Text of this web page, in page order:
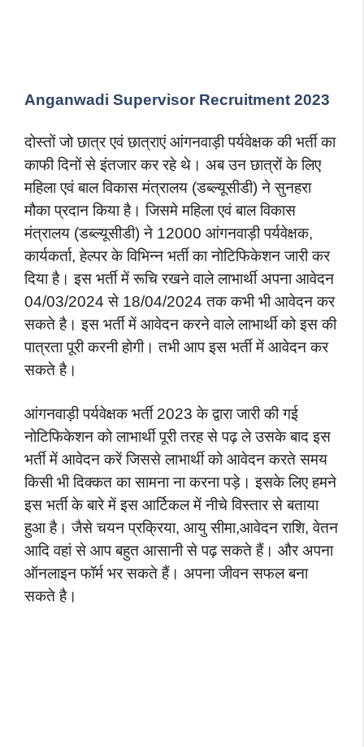
Anganwadi Supervisor Recruitment 2023
दोस्तों जो छात्र एवं छात्राएं आंगनवाड़ी पर्यवेक्षक की भर्ती का
काफी दिनों से इंतजार कर रहे थे। अब उन छात्रों के लिए
महिला एवं बाल विकास मंत्रालय (डब्ल्यूसीडी) ने सुनहरा
मौका प्रदान किया है। जिसमे महिला एवं बाल विकास
मंत्रालय (डब्ल्यूसीडी) ने 12000 आंगनवाड़ी पर्यवेक्षक,
कार्यकर्ता, हेल्पर के विभिन्न भर्ती का नोटिफिकेशन जारी कर
दिया है। इस भर्ती में रूचि रखने वाले लाभार्थी अपना आवेदन
04/03/2024 से 18/04/2024 तक कभी भी आवेदन कर
सकते है। इस भर्ती में आवेदन करने वाले लाभार्थी को इस की
पात्रता पूरी करनी होगी। तभी आप इस भर्ती में आवेदन कर
सकते है।
आंगनवाड़ी पर्यवेक्षक भर्ती 2023 के द्वारा जारी की गई
नोटिफिकेशन को लाभार्थी पूरी तरह से पढ़ ले उसके बाद इस
भर्ती में आवेदन करें जिससे लाभार्थी को आवेदन करते समय
किसी भी दिक्कत का सामना ना करना पड़े। इसके लिए हमने
इस भर्ती के बारे में इस आर्टिकल में नीचे विस्तार से बताया
हुआ है। जैसे चयन प्रक्रिया, आयु सीमा,आवेदन राशि, वेतन
आदि वहां से आप बहुत आसानी से पढ़ सकते हैं। और अपना
ऑनलाइन फॉर्म भर सकते हैं। अपना जीवन सफल बना
सकते है।